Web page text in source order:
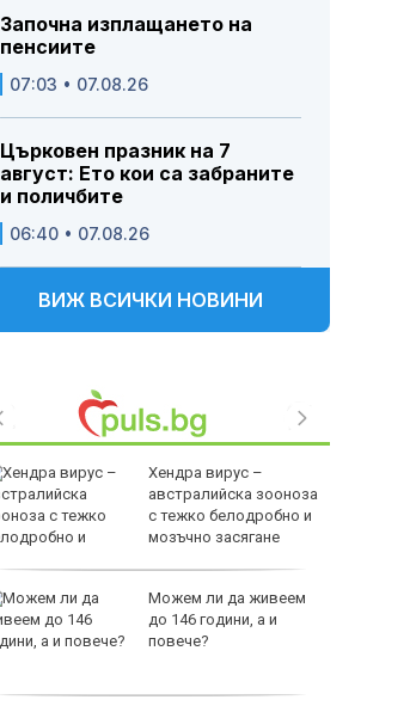
Започна изплащането на
пенсиите
07:03 • 07.08.26
Църковен празник на 7
август: Ето кои са забраните
и поличбите
06:40 • 07.08.26
ВИЖ ВСИЧКИ НОВИНИ
Хендра вирус –
австралийска зооноза
с тежко белодробно и
мозъчно засягане
Можем ли да живеем
до 146 години, а и
повече?